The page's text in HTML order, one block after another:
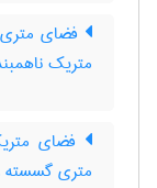
فضای
متریک
فضای
متری گسسته